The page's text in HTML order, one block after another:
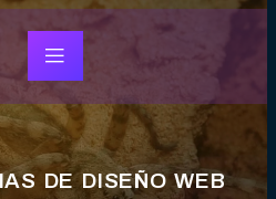
DE DISEÑO WEB